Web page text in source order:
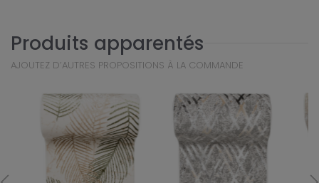
Produits apparentés
AJOUTEZ D’AUTRES PROPOSITIONS À LA COMMANDE